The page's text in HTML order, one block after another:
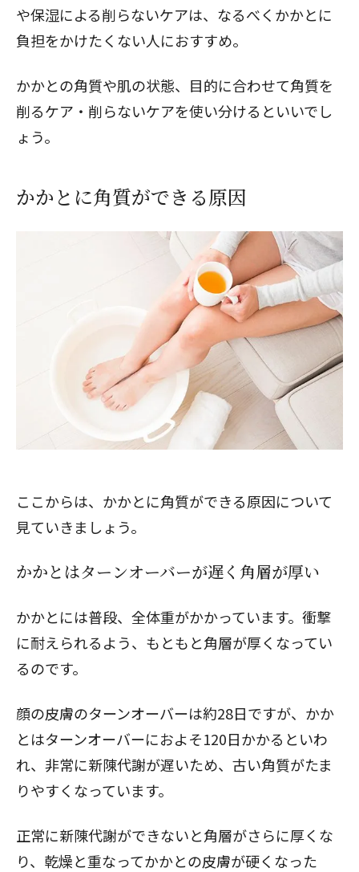
や保湿による削らないケアは、なるべくかかとに
負担をかけたくない人におすすめ。
かかとの角質や肌の状態、目的に合わせて角質を
削るケア・削らないケアを使い分けるといいでし
ょう。
かかとに角質ができる原因
ここからは、かかとに角質ができる原因について
見ていきましょう。
かかとはターンオーバーが遅く角層が厚い
かかとには普段、全体重がかかっています。衝撃
に耐えられるよう、もともと角層が厚くなってい
るのです。
顔の皮膚のターンオーバーは約28日ですが、かか
とはターンオーバーにおよそ120日かかるといわ
れ、非常に新陳代謝が遅いため、古い角質がたま
りやすくなっています。
正常に新陳代謝ができないと角層がさらに厚くな
り、乾燥と重なってかかとの皮膚が硬くなった